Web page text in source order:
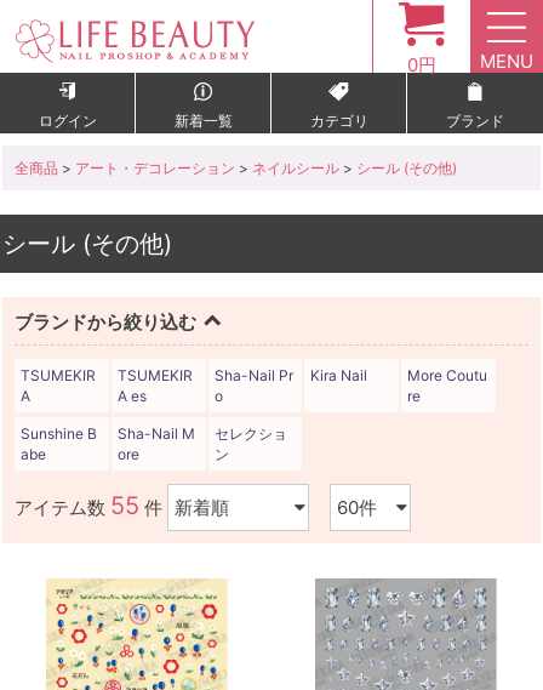
0円 MENU
ログイン 新着一覧 カテゴリ ブランド
全商品 > アート・デコレーション > ネイルシール > シール (その他)
シール (その他)
ブランドから絞り込む
TSUMEKIR
A
TSUMEKIR
A es
Sha-Nail Pr
o
Kira Nail
More Coutu
re
Sunshine B
abe
Sha-Nail M
ore
セレクショ
ン
アイテム数 55 件